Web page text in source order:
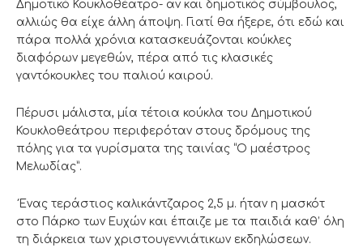
Δημοτικό Κουκλοθέατρο- αν και δημοτικός σύμβουλος,
αλλιώς θα είχε άλλη άποψη. Γιατί θα ήξερε, ότι εδώ και
πάρα πολλά χρόνια κατασκευάζονται κούκλες
διαφόρων μεγεθών, πέρα από τις κλασικές
γαντόκουκλες του παλιού καιρού.
Πέρυσι μάλιστα, μία τέτοια κούκλα του Δημοτικού
Κουκλοθεάτρου περιφερόταν στους δρόμους της
πόλης για τα γυρίσματα της ταινίας “Ο μαέστρος
Μελωδίας”.
Ένας τεράστιος καλικάντζαρος 2,5 μ. ήταν η μασκότ
στο Πάρκο των Ευχών και έπαιζε με τα παιδιά καθ’ όλη
τη διάρκεια των χριστουγεννιάτικων εκδηλώσεων.